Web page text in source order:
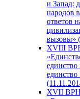
и Запад:
народов
ответов
вызовы»
XVIII
единство
единство
XVII